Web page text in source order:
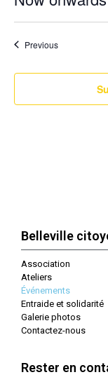
PreviousEvents
Belleville
Association
Ateliers
Événements
Entraide et solidarité
Galerie photos
Contactez-nous
Rester en